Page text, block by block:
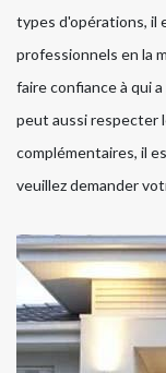
types d'opérations, il
professionnels en la
faire confiance à qui
peut aussi respecter
complémentaires, il
veuillez demander